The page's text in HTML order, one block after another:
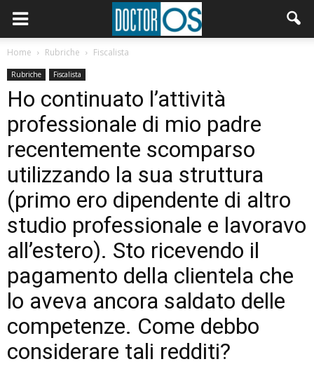
Home Rubriche Fiscalista
Rubriche Fiscalista
Ho continuato l’attività
professionale di mio padre
recentemente scomparso
utilizzando la sua struttura
(primo ero dipendente di altro
studio professionale e lavoravo
all’estero). Sto ricevendo il
pagamento della clientela che
lo aveva ancora saldato delle
competenze. Come debbo
considerare tali redditi?